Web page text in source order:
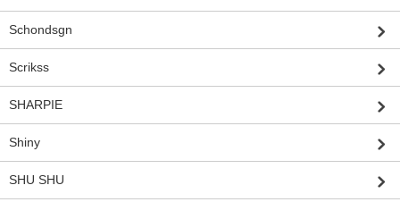
Schondsgn
Scrikss
SHARPIE
Shiny
SHU SHU